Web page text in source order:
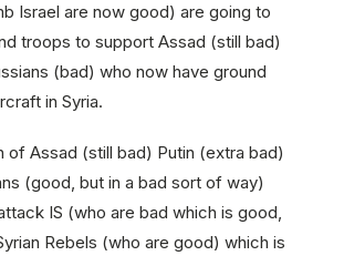
Israel are now good) are going to
troops to support Assad (still bad)
(bad) who now have ground
in Syria.
of Assad (still bad) Putin (extra bad)
(good, but in a bad sort of way)
IS (who are bad which is good,
Rebels (who are good) which is